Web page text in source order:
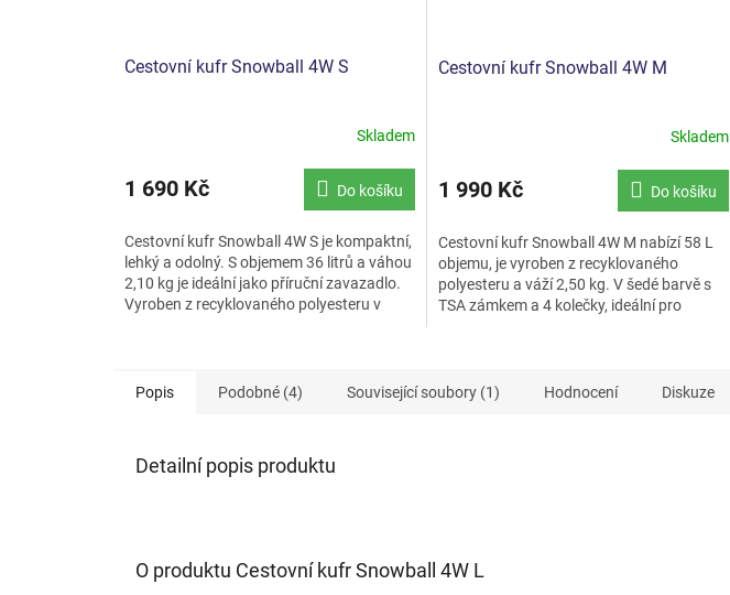
Cestovní kufr Snowball 4W S
Skladem
1 690 Kč Do košíku
Cestovní kufr Snowball 4W S je kompaktní,
lehký a odolný. S objemem 36 litrů a váhou
2,10 kg je ideální jako příruční zavazadlo.
Vyroben z recyklovaného polyesteru v
Cestovní kufr Snowball 4W M
Skladem
1 990 Kč Do košíku
Cestovní kufr Snowball 4W M nabízí 58 L
objemu, je vyroben z recyklovaného
polyesteru a váží 2,50 kg. V šedé barvě s
TSA zámkem a 4 kolečky, ideální pro
Popis Podobné (4) Související soubory (1) Hodnocení Diskuze
Detailní popis produktu
O produktu Cestovní kufr Snowball 4W L